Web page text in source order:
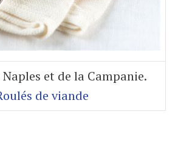
Naples et de la Campanie.
de viande